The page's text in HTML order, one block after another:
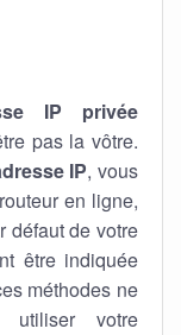
IP privée
pas la vôtre.
IP, vous
en ligne,
défaut de votre
être indiquée
méthodes ne
utiliser votre